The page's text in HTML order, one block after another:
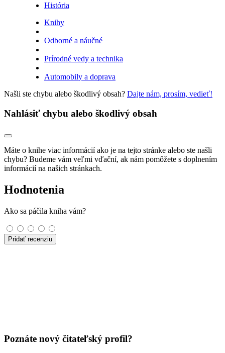
História
Knihy
Odborné a náučné
Prírodné vedy a technika
Automobily a doprava
Našli ste chybu alebo škodlivý obsah? Dajte nám, prosím, vedieť!
Nahlásiť chybu alebo škodlivý obsah
Máte o knihe viac informácií ako je na tejto stránke alebo ste našli
chybu? Budeme vám veľmi vďační, ak nám pomôžete s doplnením
informácií na našich stránkach.
Hodnotenia
Ako sa páčila kniha vám?
Pridať recenziu
Poznáte nový čitateľský profil?